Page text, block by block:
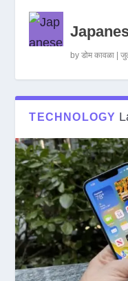
byडोम कावळा |
TECHNOLOGY